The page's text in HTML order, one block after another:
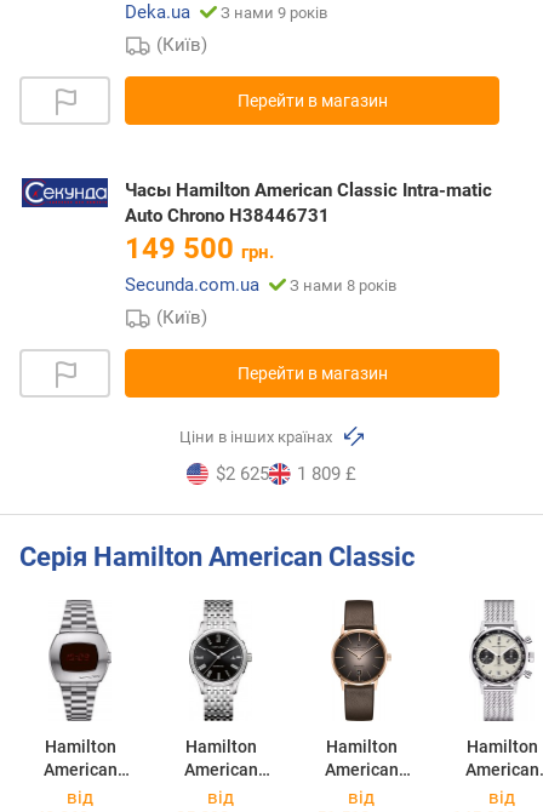
Deka.ua
З нами 9 років
(Київ)
Перейти в магазин
Часы Hamilton American Classic Intra-matic
Auto Chrono H38446731
149 500 грн.
Secunda.com.ua
З нами 8 років
(Київ)
Перейти в магазин
Ціни в інших країнах
$2 625 1 809 £
Серія Hamilton American Classic
Hamilton
American
Classic PSR
Hamilton
American
Classic Valiant
Hamilton
American
Classic Intra-
Hamilton
American
Classic
від
від
від
від